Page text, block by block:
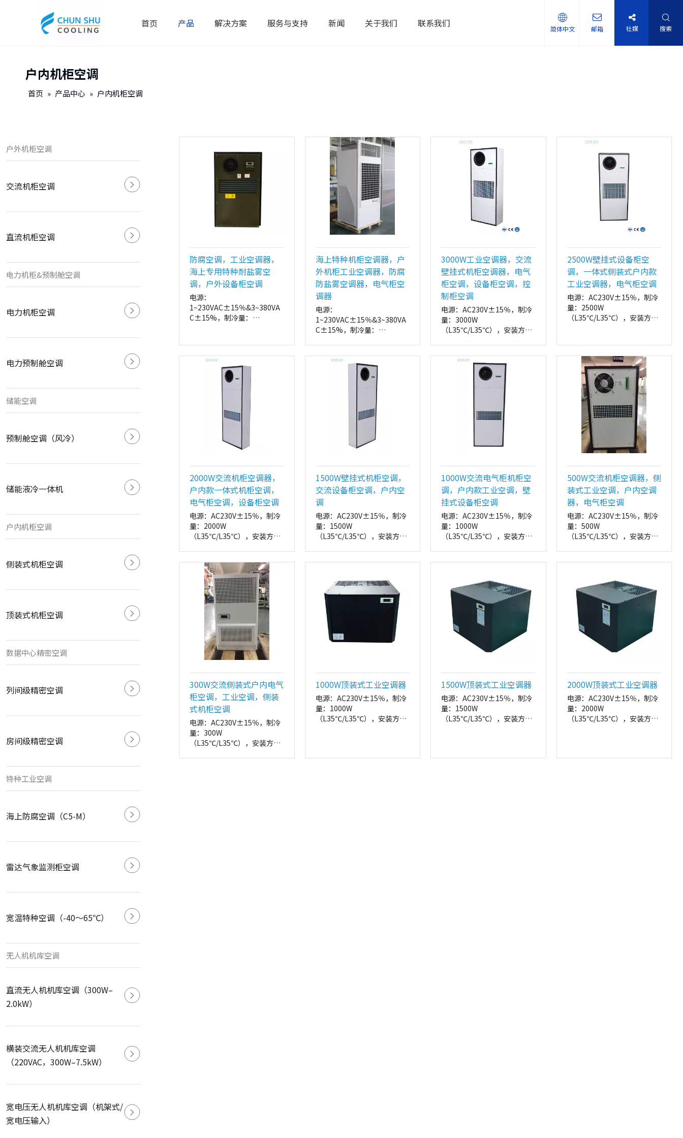
首页 产品 解决方案 服务与支持 新闻 关于我们 联系我们 简体中文 邮箱 社媒 搜索
户内机柜空调
首页 » 产品中心 » 户内机柜空调
户外机柜空调
交流机柜空调
直流机柜空调
电力机柜&预制舱空调
电力机柜空调
电力预制舱空调
储能空调
预制舱空调（风冷）
储能液冷一体机
户内机柜空调
侧装式机柜空调
顶装式机柜空调
数据中心精密空调
列间级精密空调
房间级精密空调
特种工业空调
海上防腐空调（C5-M）
雷达气象监测柜空调
宽温特种空调（-40～65℃）
无人机机库空调
直流无人机机库空调（300W–
2.0kW）
横装交流无人机机库空调
（220VAC，300W–7.5kW）
宽电压无人机机库空调（机架式/
宽电压输入）
防腐空调，工业空调器，
海上专用特种耐盐雾空
调，户外设备柜空调
电源：
1~230VAC±15％&3~380VA
C±15%，制冷量：
式：壁挂式安装
海上特种机柜空调器，户
外机柜工业空调器，防腐
防盐雾空调器，电气柜空
调器
电源：
1~230VAC±15％&3~380VA
C±15%，制冷量：
式：壁挂式安装
3000W工业空调器，交流
壁挂式机柜空调器，电气
柜空调，设备柜空调，控
制柜空调
电源：AC230V±15％，制冷
量：3000W
（L35℃/L35℃），安装方
485*1150*220（W*H*D，
2500W壁挂式设备柜空
调，一体式侧装式户内款
工业空调器，电气柜空调
电源：AC230V±15％，制冷
量：2500W
（L35℃/L35℃），安装方
485*1150*220（W*H*D，
mm）
2000W交流机柜空调器，
户内款一体式机柜空调，
电气柜空调，设备柜空调
电源：AC230V±15％，制冷
量：2000W
（L35℃/L35℃），安装方
412*1112*170（W*H*D，
mm）
1500W壁挂式机柜空调，
交流设备柜空调，户内空
调
电源：AC230V±15％，制冷
量：1500W
（L35℃/L35℃），安装方
1000W交流电气柜机柜空
调，户内款工业空调，壁
挂式设备柜空调
电源：AC230V±15％，制冷
量：1000W
（L35℃/L35℃），安装方
500W交流机柜空调器，侧
装式工业空调，户内空调
器，电气柜空调
电源：AC230V±15％，制冷
量：500W
（L35℃/L35℃），安装方
300W交流侧装式户内电气
柜空调，工业空调，侧装
式机柜空调
电源：AC230V±15％，制冷
量：300W
（L35℃/L35℃），安装方
1000W顶装式工业空调器
电源：AC230V±15％，制冷
量：1000W
（L35℃/L35℃），安装方
mm）
1500W顶装式工业空调器
电源：AC230V±15％，制冷
量：1500W
（L35℃/L35℃），安装方
mm）
2000W顶装式工业空调器
电源：AC230V±15％，制冷
量：2000W
（L35℃/L35℃），安装方
mm）